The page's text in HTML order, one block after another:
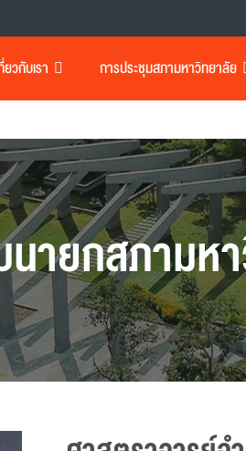
ยวกับเรา การประชุมสภามหาวิทยาลัย
นายกสภามห